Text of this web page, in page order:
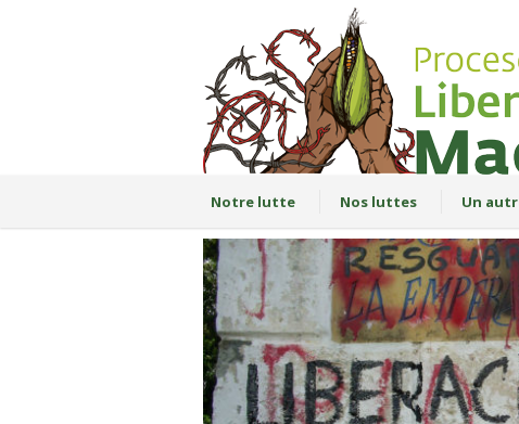
Notre lutte Nos luttes Un